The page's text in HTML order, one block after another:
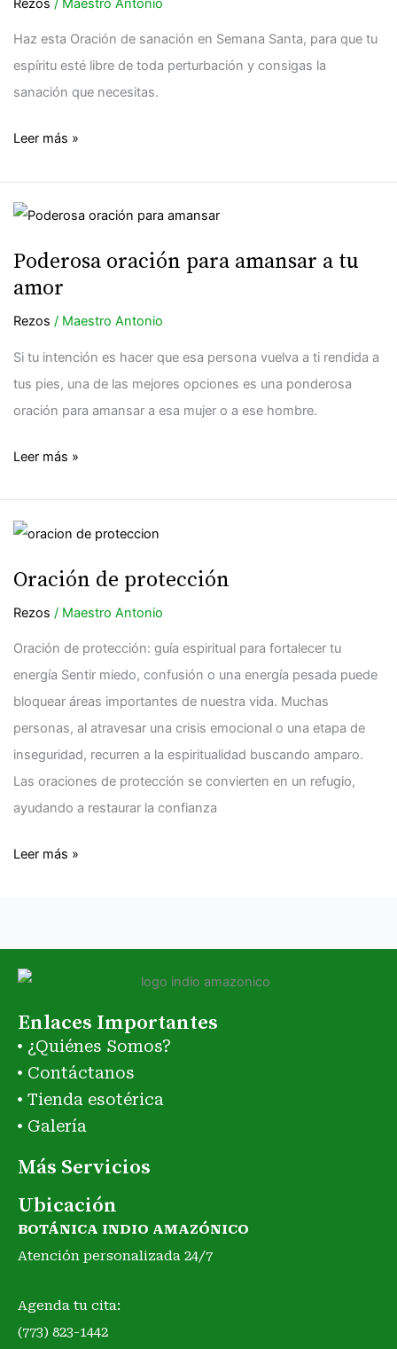
Haz esta Oración de sanación en Semana Santa, para que tu
espíritu esté libre de toda perturbación y consigas la
sanación que necesitas.
Santa
Leer más »
Poderosa oración para amansar a tu
amor
Rezos / Maestro Antonio
Si tu intención es hacer que esa persona vuelva a ti rendida a
tus pies, una de las mejores opciones es una ponderosa
oración para amansar a esa mujer o a ese hombre.
Poderosa
para
amansar
a
Leer más »
Oración de protección
Rezos / Maestro Antonio
Oración de protección: guía espiritual para fortalecer tu
energía Sentir miedo, confusión o una energía pesada puede
bloquear áreas importantes de nuestra vida. Muchas
personas, al atravesar una crisis emocional o una etapa de
inseguridad, recurren a la espiritualidad buscando amparo.
Las oraciones de protección se convierten en un refugio,
ayudando a restaurar la confianza
Oración
protección
Leer más »
Enlaces Importantes
¿Quiénes Somos?
Contáctanos
Tienda esotérica
Galería
Más Servicios
Ubicación
BOTÁNICA INDIO AMAZÓNICO
Atención personalizada 24/7
Agenda tu cita:
(773) 823-1442